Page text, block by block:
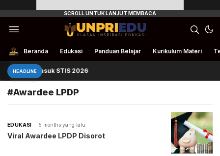
UnpriEdu
Ulasan Inspirasi Edukasi
Beranda Edukasi Panduan Belajar Kurikulum Materi
HEADLINE
Panduan Masuk STIS 2026
#Awardee LPDP
EDUKASI 5 months yang lalu
Viral Awardee LPDP Disorot